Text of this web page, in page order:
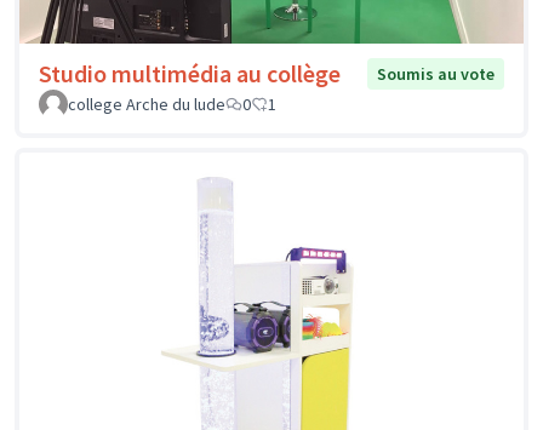
Studio multimédia au collège
Soumis au vote
college Arche du lude
0 1